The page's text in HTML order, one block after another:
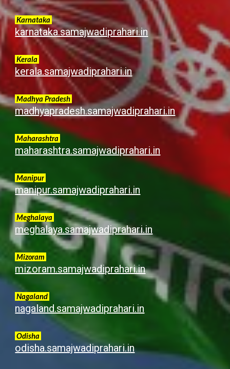
Karnataka
karnataka.samajwadiprahari.in
Kerala
kerala.samajwadiprahari.in
Madhya Pradesh
madhyapradesh.samajwadiprahari.in
Maharashtra
maharashtra.samajwadiprahari.in
Manipur
manipur.samajwadiprahari.in
Meghalaya
meghalaya.samajwadiprahari.in
Mizoram
mizoram.samajwadiprahari.in
Nagaland
nagaland.samajwadiprahari.in
Odisha
odisha.samajwadiprahari.in